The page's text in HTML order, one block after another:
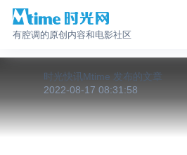
有腔调的原创内容和电影社区
时光快讯Mtime 发布的 文章
2022-08-17 08:31:58